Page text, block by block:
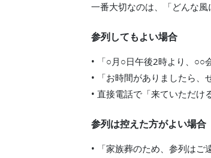
一番大切なのは、「どんな風
参列してもよい場合
• 「○月○日午後2時より、○○
• 「お時間がありましたら、
• 直接電話で「来ていただけ
参列は控えた方がよい場合
• 「家族葬のため、参列はご